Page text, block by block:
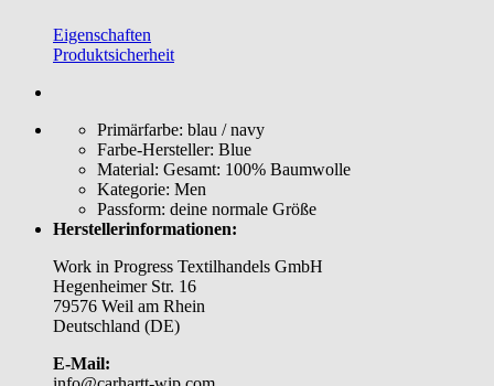
Eigenschaften
Produktsicherheit
Primärfarbe: blau / navy
Farbe-Hersteller: Blue
Material: Gesamt: 100% Baumwolle
Kategorie: Men
Passform: deine normale Größe
Herstellerinformationen:
Work in Progress Textilhandels GmbH
Hegenheimer Str. 16
79576 Weil am Rhein
Deutschland (DE)
E-Mail: